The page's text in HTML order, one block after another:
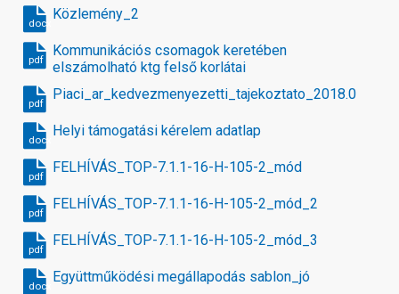
Közlemény_2
docx
Kommunikációs csomagok keretében
elszámolható ktg felső korlátai
pdf
Piaci_ar_kedvezmenyezetti_tajekoztato_2018.09.13_1
pdf
Helyi támogatási kérelem adatlap
docx
FELHÍVÁS_TOP-7.1.1-16-H-105-2_mód
pdf
FELHÍVÁS_TOP-7.1.1-16-H-105-2_mód_2
pdf
FELHÍVÁS_TOP-7.1.1-16-H-105-2_mód_3
pdf
Együttműködési megállapodás sablon_jó
docx